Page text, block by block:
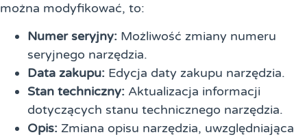
można modyfikować, to:
Numer seryjny: Możliwość zmiany numeru
seryjnego narzędzia.
Data zakupu: Edycja daty zakupu narzędzia.
Stan techniczny: Aktualizacja informacji
dotyczących stanu technicznego narzędzia.
Opis: Zmiana opisu narzędzia, uwzględniająca